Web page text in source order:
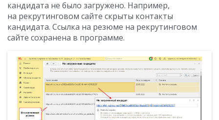
кандидата не было загружено. Например,
на рекрутинговом сайте скрыты контакты
кандидата. Ссылка на резюме на рекрутинговом
сайте сохранена в программе.